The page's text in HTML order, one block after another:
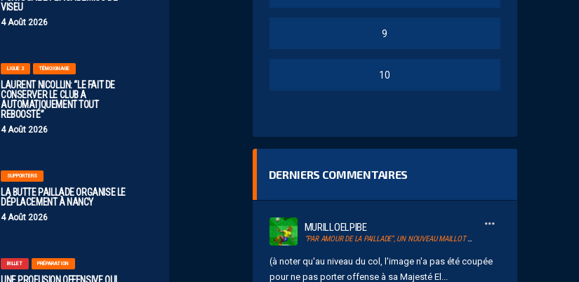
VISEU
4 Août 2026
LIGUE 2 TÉMOIGNAGE
LAURENT NICOLLIN: “LE FAIT DE
CONSERVER LE CLUB A
AUTOMATIQUEMENT TOUT
REBOOSTÉ”
4 Août 2026
SUPPORTERS
LA BUTTE PAILLADE ORGANISE LE
DÉPLACEMENT À NANCY
4 Août 2026
BILLET PRÉPARATION
9
10
DERNIERS COMMENTAIRES
MURILLOELPIBE
“PAR AMOUR DE LA PAILLADE”, UN NOUVEAU MAILLOT POUR LE MHSC
(à noter qu'au niveau du col, l'image n'a pas été coupée
pour ne pas porter offense à sa Majesté El...